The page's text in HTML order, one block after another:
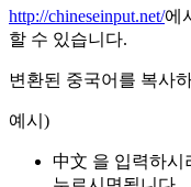
http://chineseinput.net/에
할 수 있습니다.
변환된 중국어를 복사
예시)
中文 을 입력하시